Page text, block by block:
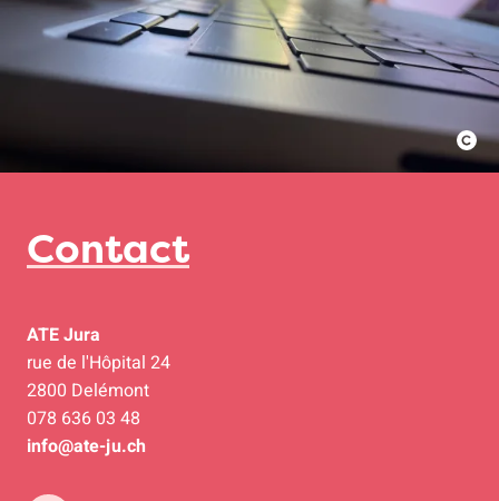
Contact
ATE Jura
rue de l'Hôpital 24
2800 Delémont
078 636 03 48
info@ate-ju.ch